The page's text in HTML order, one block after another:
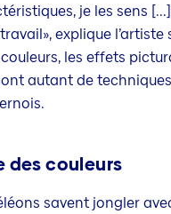
je les sens
explique l’artiste
les effets
autant de
des couleurs
savent jongler